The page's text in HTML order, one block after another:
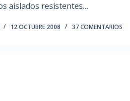
aislados resistentes…
12 OCTUBRE 2008 37 COMENTARIOS